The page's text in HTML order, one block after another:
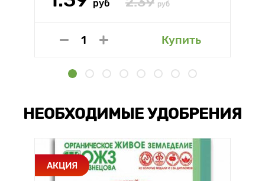
руб руб
Купить
НЕОБХОДИМЫЕ УДОБРЕНИЯ
АКЦИЯ